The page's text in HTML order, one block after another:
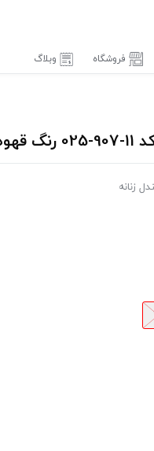
فروشگاه وبلاگ
زنانه